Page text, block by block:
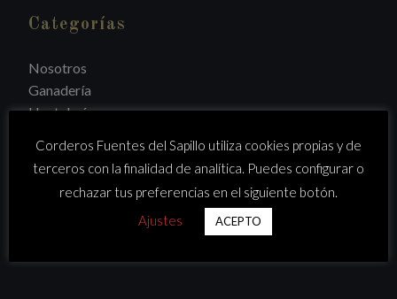
Categorías
Nosotros
Ganadería
Hostelería
Productos
Tienda
Contacto
Corderos Fuentes del Sapillo utiliza cookies propias y de
terceros con la finalidad de analítica. Puedes configurar o
rechazar tus preferencias en el siguiente botón.
Ajustes
ACEPTO